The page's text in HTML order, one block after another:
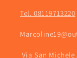
Tel. 08119713220
Via San